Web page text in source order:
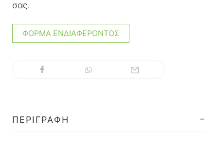
σας.
ΦΌΡΜΑ ΕΝΔΙΑΦΈΡΟΝΤΟΣ
ΠΕΡΙΓΡΑΦΉ